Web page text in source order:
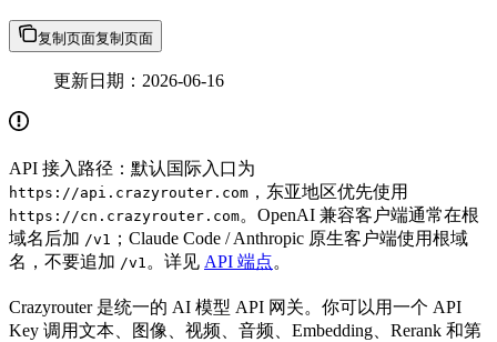
复制页面复制页面
更新日期：2026-06-16
API 接入路径：默认国际入口为
https://api.crazyrouter.com ，东亚地区优先使用
https://cn.crazyrouter.com。OpenAI 兼容客户端通常在根
域名后加 /v1
；Claude Code / Anthropic 原生客户端使用根域
名，不要追加 /v1 。详见 API 端点。
Crazyrouter 是统一的 AI 模型 API 网关。你可以用一个 API
Key 调用文本、图像、视频、音频、Embedding、Rerank 和第